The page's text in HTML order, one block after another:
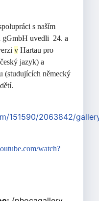
s naším
gGmbH uvedli 24. a
v Hartau pro
jazyk) a
(studujících německý
151590/2063842/
watch?